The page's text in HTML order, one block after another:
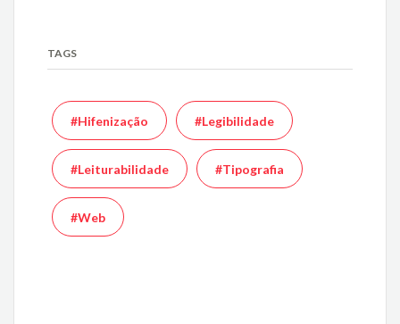
TAGS
#Hifenização #Legibilidade
#Leiturabilidade #Tipografia
#Web